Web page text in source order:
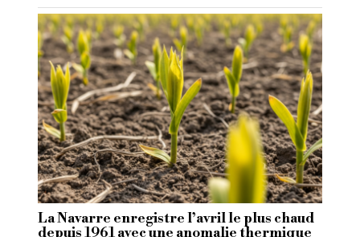
La Navarre enregistre l’avril le plus chaud
depuis 1961 avec une anomalie thermique